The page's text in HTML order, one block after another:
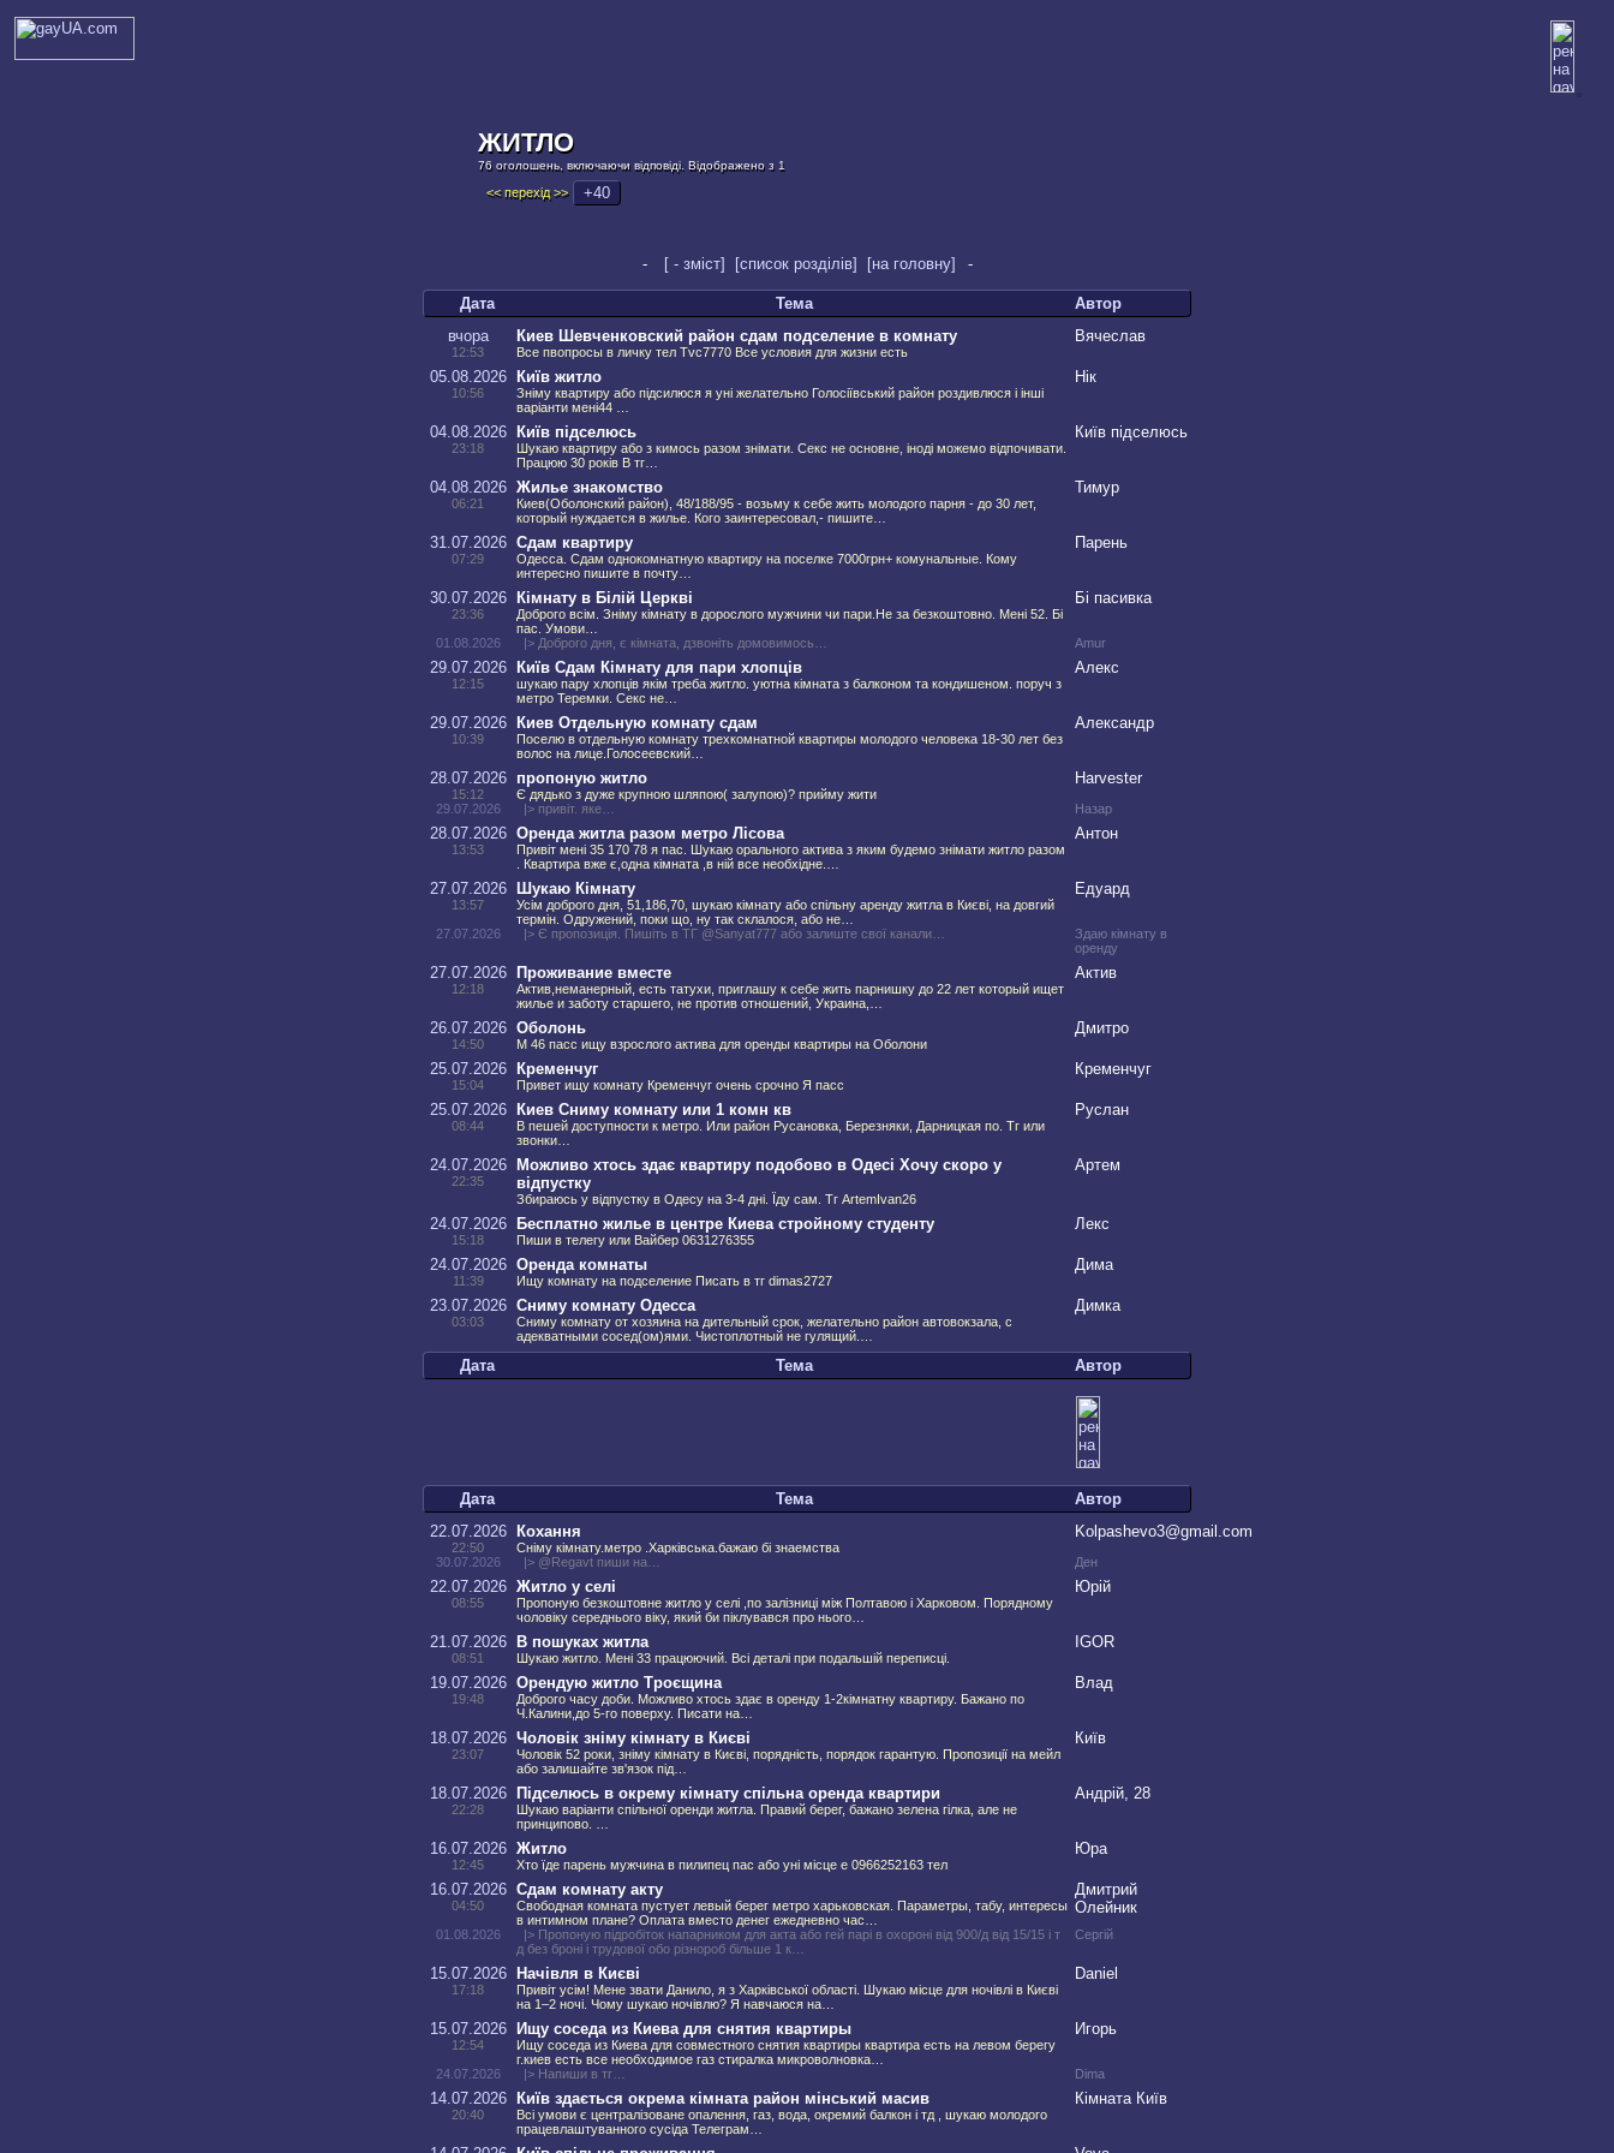
ЖИТЛО
76 оголошень, включаючи відповіді. Відображено з 1
<< перехід >> +40
- [ - зміст] [список розділів] [на головну] -
Дата Тема
Автор
вчора
12:53
Киев Шевченковский район сдам подселение в комнату
Все пвопросы в личку тел Tvc7770 Все условия для жизни есть
Вячеслав
05.08.2026
10:56
Київ житло
Зніму квартиру або підсилюся я уні желательно Голосіївський район роздивлюся і інші
варіанти мені44 …
Нік
04.08.2026
23:18
Київ підселюсь
Шукаю квартиру або з кимось разом знімати. Секс не основне, іноді можемо відпочивати.
Працюю 30 років В тг…
Київ підселюсь
04.08.2026
06:21
Жилье знакомство
Киев(Оболонский район), 48/188/95 - возьму к себе жить молодого парня - до 30 лет,
который нуждается в жилье. Кого заинтересовал,- пишите…
Тимур
31.07.2026
07:29
Сдам квартиру
Одесса. Сдам однокомнатную квартиру на поселке 7000грн+ комунальные. Кому
интересно пишите в почту…
Парень
30.07.2026
23:36
Кімнату в Білій Церкві
Доброго всім. Зніму кімнату в дорослого мужчини чи пари.Не за безкоштовно. Мені 52. Бі
пас. Умови…
Бі пасивка
01.08.2026 |> Доброго дня, є кімната, дзвоніть домовимось… Amur
29.07.2026
12:15
Київ Сдам Кімнату для пари хлопців
шукаю пару хлопців якім треба житло. уютна кімната з балконом та кондишеном. поруч з
метро Теремки. Секс не…
Алекс
29.07.2026
10:39
Киев Отдельную комнату сдам
Поселю в отдельную комнату трехкомнатной квартиры молодого человека 18-30 лет без
волос на лице.Голосеевский…
Александр
28.07.2026
15:12
пропоную житло
Є дядько з дуже крупною шляпою( залупою)? прийму жити
Harvester
29.07.2026 |> привіт. яке… Назар
28.07.2026
13:53
Оренда житла разом метро Лісова
Привіт мені 35 170 78 я пас. Шукаю орального актива з яким будемо знімати житло разом
. Квартира вже є,одна кімната ,в ній все необхідне.…
Антон
27.07.2026
13:57
Шукаю Кімнату
Усім доброго дня, 51,186,70, шукаю кімнату або спільну аренду житла в Києві, на довгий
термін. Одружений, поки що, ну так склалося, або не…
Едуард
27.07.2026 |> Є пропозиція. Пишіть в ТГ @Sanyat777 або залиште свої канали…
Здаю кімнату в
оренду
27.07.2026
12:18
Проживание вместе
Актив,неманерный, есть татухи, приглашу к себе жить парнишку до 22 лет который ищет
жилье и заботу старшего, не против отношений, Украина,…
Актив
26.07.2026
14:50
Оболонь
М 46 пасс ищу взрослого актива для оренды квартиры на Оболони
Дмитро
25.07.2026
15:04
Кременчуг
Привет ищу комнату Кременчуг очень срочно Я пасс
Кременчуг
25.07.2026
08:44
Киев Сниму комнату или 1 комн кв
В пешей доступности к метро. Или район Русановка, Березняки, Дарницкая по. Тг или
звонки…
Руслан
24.07.2026
22:35
Можливо хтось здає квартиру подобово в Одесі Хочу скоро у
відпустку
Збираюсь у відпустку в Одесу на 3-4 дні. Їду сам. Тг ArtemIvan26
Артем
24.07.2026
15:18
Бесплатно жилье в центре Киева стройному студенту
Пиши в телегу или Вайбер 0631276355
Лекс
24.07.2026
11:39
Оренда комнаты
Ищу комнату на подселение Писать в тг dimas2727
Дима
23.07.2026
03:03
Сниму комнату Одесса
Сниму комнату от хозяина на дительный срок, желательно район автовокзала, с
адекватными сосед(ом)ями. Чистоплотный не гулящий.…
Димка
Дата Тема Автор
Дата Тема
Автор
22.07.2026
22:50
Кохання
Сніму кімнату.метро .Харківська.бажаю бі знаемства
Kolpashevo3@gmail.com
30.07.2026 |> @Regavt пиши на… Ден
22.07.2026
08:55
Житло у селі
Пропоную безкоштовне житло у селі ,по залізниці між Полтавою і Харковом. Порядному
чоловіку середнього віку, який би піклувався про нього…
Юрій
21.07.2026
08:51
В пошуках житла
Шукаю житло. Мені 33 працюючий. Всі деталі при подальшій переписці.
IGOR
19.07.2026
19:48
Орендую житло Троєщина
Доброго часу доби. Можливо хтось здає в оренду 1-2кімнатну квартиру. Бажано по
Ч.Калини,до 5-го поверху. Писати на…
Влад
18.07.2026
23:07
Чоловік зніму кімнату в Києві
Чоловік 52 роки, зніму кімнату в Києві, порядність, порядок гарантую. Пропозиції на мейл
або залишайте зв'язок під…
Київ
18.07.2026
22:28
Підселюсь в окрему кімнату спільна оренда квартири
Шукаю варіанти спільної оренди житла. Правий берег, бажано зелена гілка, але не
принципово. …
Андрій, 28
16.07.2026
12:45
Житло
Хто їде парень мужчина в пилипец пас або уні місце е 0966252163 тел
Юра
16.07.2026
04:50
Сдам комнату акту
Свободная комната пустует левый берег метро харьковская. Параметры, табу, интересы
в интимном плане? Оплата вместо денег ежедневно час…
Дмитрий
Олейник
01.08.2026
|> Пропоную підробіток напарником для акта або гей парі в охороні від 900/д від 15/15 і т
д без броні і трудової обо різнороб більше 1 к…
Сергій
15.07.2026
17:18
Начівля в Києві
Привіт усім! Мене звати Данило, я з Харківської області. Шукаю місце для ночівлі в Києві
на 1–2 ночі. Чому шукаю ночівлю? Я навчаюся на…
Daniel
15.07.2026
12:54
Ищу соседа из Киева для снятия квартиры
Ищу соседа из Киева для совместного снятия квартиры квартира есть на левом берегу
г.киев есть все необходимое газ стиралка микроволновка…
Игорь
24.07.2026 |> Напиши в тг… Dima
14.07.2026
20:40
Київ здається окрема кімната район мінський масив
Всі умови є централізоване опалення, газ, вода, окремий балкон і тд , шукаю молодого
працевлаштуванного сусіда Телеграм…
Кімната Київ